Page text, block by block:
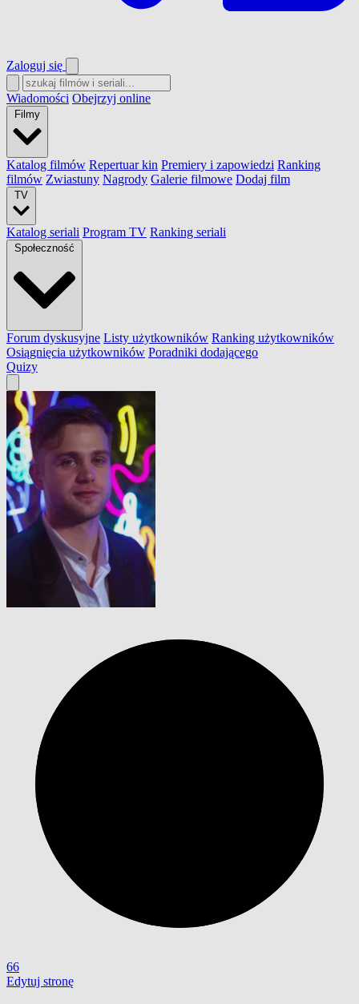
Zaloguj się
Wiadomości Obejrzyj online
Filmy
Katalog filmów Repertuar kin Premiery i zapowiedzi Ranking
filmów Zwiastuny Nagrody Galerie filmowe Dodaj film
TV
Katalog seriali Program TV Ranking seriali
Społeczność
Forum dyskusyjne Listy użytkowników Ranking użytkowników
Osiągnięcia użytkowników Poradniki dodającego
Quizy
66
Edytuj stronę